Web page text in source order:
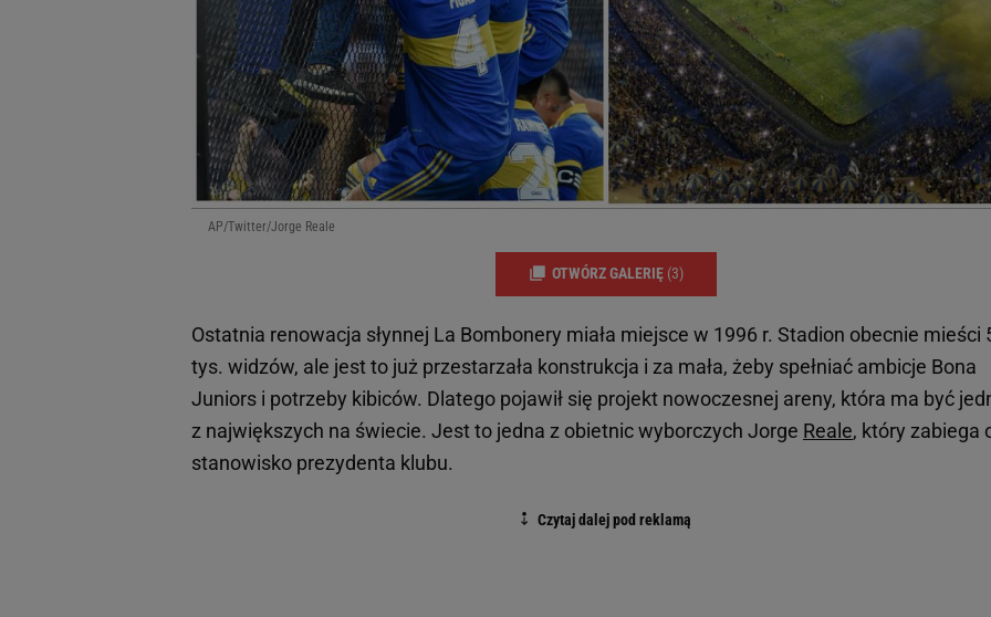
AP/Twitter/Jorge Reale
OTWÓRZ GALERIĘ (3)
Ostatnia renowacja słynnej La Bombonery miała miejsce w 1996 r. Stadion obecnie mieści
tys. widzów, ale jest to już przestarzała konstrukcja i za mała, żeby spełniać ambicje Bona
Juniors i potrzeby kibiców. Dlatego pojawił się projekt nowoczesnej areny, która ma być
z największych na świecie. Jest to jedna z obietnic wyborczych Jorge Reale, który zabiega
stanowisko prezydenta klubu.